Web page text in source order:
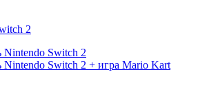
2
Nintendo Switch 2
Nintendo Switch 2 + игра Mario Kart